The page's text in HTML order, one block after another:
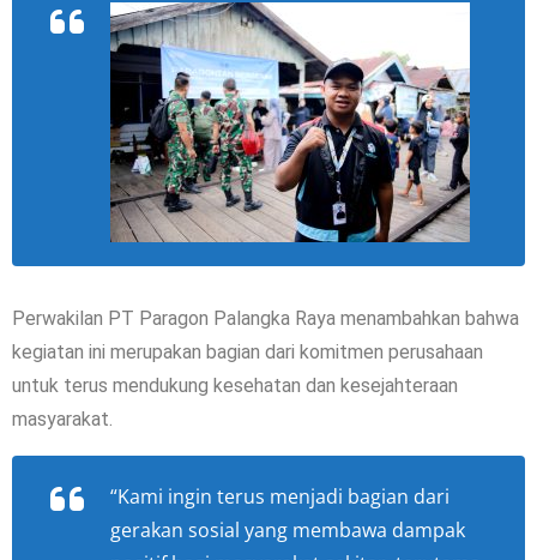
Perwakilan PT Paragon Palangka Raya menambahkan bahwa
kegiatan ini merupakan bagian dari komitmen perusahaan
untuk terus mendukung kesehatan dan kesejahteraan
masyarakat.
“Kami ingin terus menjadi bagian dari
gerakan sosial yang membawa dampak